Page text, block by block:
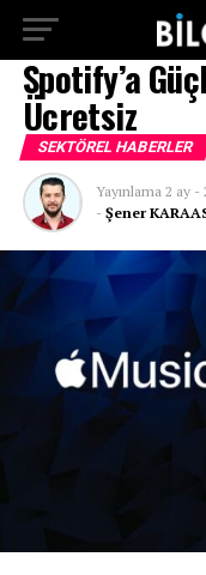
Spotify’a
Ücretsiz
SEKTÖREL HABERLER
Yayınlama 2 ay -
- Şener